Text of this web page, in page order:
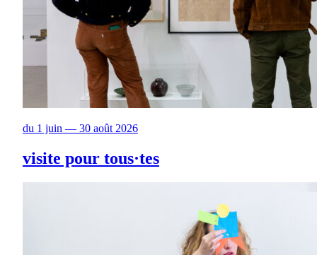
du 1 juin — 30 août 2026
visite pour tous·tes